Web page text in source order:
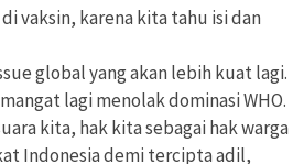
vaksin, karena kita tahu isi dan
global yang akan lebih kuat lagi.
lagi menolak dominasi WHO.
kita, hak kita sebagai hak warga
Indonesia demi tercipta adil,